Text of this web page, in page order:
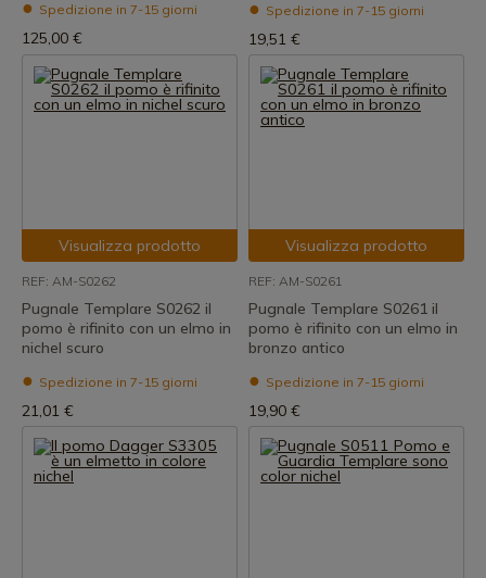
Spedizione in 7-15 giorni
125,00 €
Spedizione in 7-15 giorni
19,51 €
Visualizza prodotto
REF: AM-S0262
Pugnale Templare S0262 il
pomo è rifinito con un elmo in
nichel scuro
Spedizione in 7-15 giorni
21,01 €
Visualizza prodotto
REF: AM-S0261
Pugnale Templare S0261 il
pomo è rifinito con un elmo in
bronzo antico
Spedizione in 7-15 giorni
19,90 €